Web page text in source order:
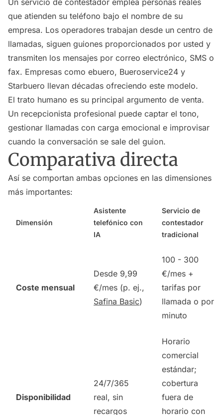
que atienden su teléfono bajo el nombre de su
empresa. Los operadores trabajan desde un centro de
llamadas, siguen guiones proporcionados por usted y
transmiten los mensajes por correo electrónico, SMS o
fax. Empresas como ebuero, Bueroservice24 y
Starbuero llevan décadas ofreciendo este modelo.
El trato humano es su principal argumento de venta.
Un recepcionista profesional puede captar el tono,
gestionar llamadas con carga emocional e improvisar
cuando la conversación se sale del guion.
Comparativa directa
Así se comportan ambas opciones en las dimensiones
más importantes:
Dimensión
Asistente
telefónico con
IA
Servicio de
contestador
tradicional
Coste mensual
Desde 9,99
€/mes (p. ej.,
Safina Basic)
100 - 300
€/mes +
tarifas por
llamada o por
minuto
Disponibilidad
24/7/365
real, sin
recargos
Horario
comercial
estándar;
cobertura
fuera de
horario con